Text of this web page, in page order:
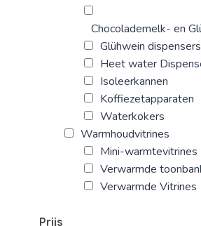
Chocolademelk- en
Glühwein dispensers
Heet water
Isoleerkannen
Koffiezetapparaten
Waterkokers
Warmhoudvitrines
Mini-warmtevitrines
Verwarmde
Verwarmde Vitrines
Prijs